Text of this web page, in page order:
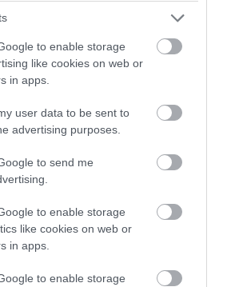
to enable storage
like cookies on web or
in apps.
user data to be sent to
advertising purposes.
to send me
to enable storage
like cookies on web or
in apps.
to enable storage
Σφοδρή επίθεση
στα social media